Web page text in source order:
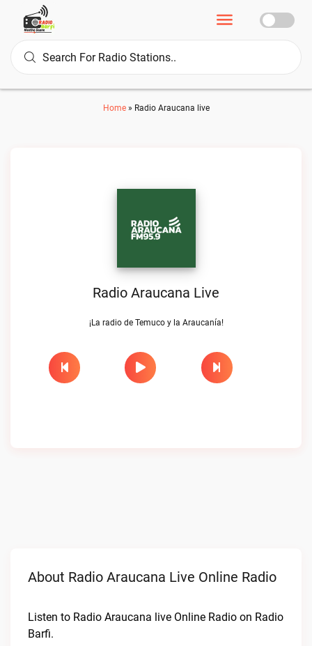
Home» Radio Araucana live
Radio Araucana Live
¡La radio de Temuco y la Araucanía!
About Radio Araucana Live Online Radio
Listen to Radio Araucana live Online Radio on Radio
Barfi.